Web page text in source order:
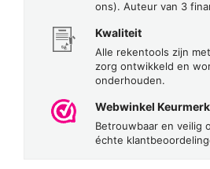
ons). Auteur van 3
Kwaliteit
Alle rekentools zijn
zorg ontwikkeld en
onderhouden.
Webwinkel Keurmerk
Betrouwbaar en veilig
échte